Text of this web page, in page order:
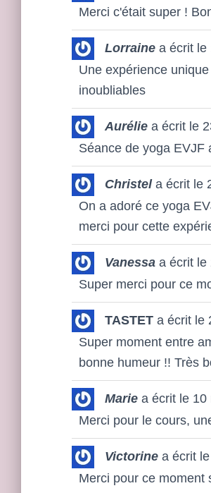
Merci c'était super !
Lorraine a écrit le
Une expérience
inoubliables
Aurélie a écrit le
Séance de yoga EVJF
Christel a écrit le
On a adoré ce yoga
merci pour cette
Vanessa a écrit le
Super merci pour ce
TASTET a écrit le
Super moment entre
bonne humeur !! Très
Marie a écrit le 10
Merci pour le cours,
Victorine a écrit le
Merci pour ce moment